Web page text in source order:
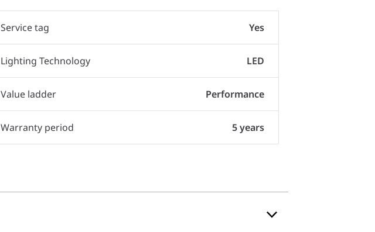
Service tag Yes
Lighting Technology LED
Value ladder Performance
Warranty period 5 years